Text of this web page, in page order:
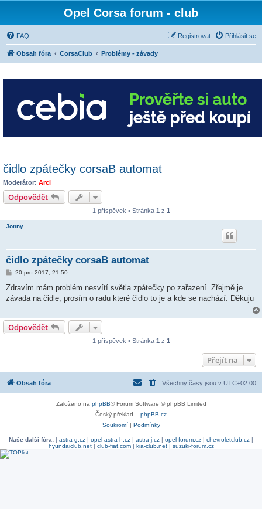
Opel Corsa forum - club
FAQ Přihlásit se
Registrovat
Obsah fóra CorsaClub Problémy - závady
čidlo zpátečky corsaB automat
Moderátor: Arci
Odpovědět
1 příspěvek • Stránka 1 z 1
Jonny
čidlo zpátečky corsaB automat
P
í
p
e
k
20 pro 2017, 21:50
Zdravím mám problém nesvítí světla zpátečky po zařazení. Zřejmě je
závada na čidle, prosím o radu které čidlo to je a kde se nachází. Děkuju
Odpovědět
1 příspěvek • Stránka 1 z 1
Přejít na
Obsah fóra Všechny časy jsou v UTC+02:00
Založeno na phpBB® Forum Software © phpBB Limited
Český překlad – phpBB.cz
Soukromí| Podmínky
Naše další fóra: | astra-g.cz | opel-astra-h.cz | astra-j.cz | opel-forum.cz | chevroletclub.cz |
hyundaiclub.net| club-fiat.com| kia-club.net| suzuki-forum.cz